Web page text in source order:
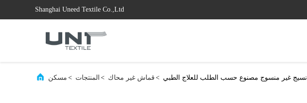
Shanghai Uneed Textile Co.,Ltd
مسكن > المنتجات > قماش غير محاك > نسيج غير منسوج مصنوع حسب الطلب للعلاج الطبي